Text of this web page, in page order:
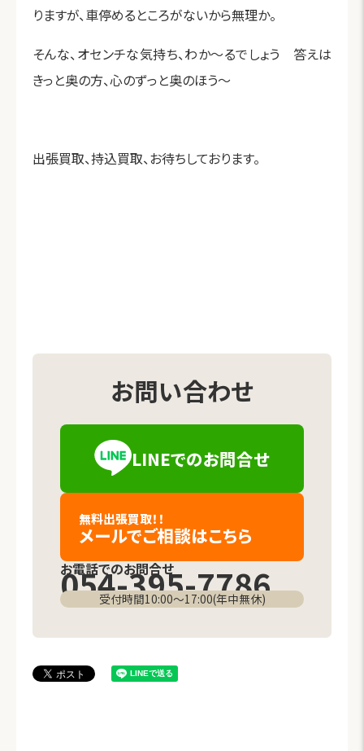
りますが、車停めるところがないから無理か。
そんな、オセンチな気持ち、わか～るでしょう 答えは
きっと奥の方、心のずっと奥のほう～
出張買取、持込買取、お待ちしております。
お問い合わせ
LINEでのお問合せ
（新しいタブで開きます）
無料出張買取！！
メールでご相談はこちら
お電話でのお問合せ
054-395-7786
受付時間10:00〜17:00(年中無休)